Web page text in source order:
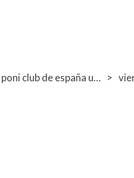
trofeo poni club de españa ucjc 6-8 diciembre